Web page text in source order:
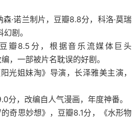
·诺兰制片，豆瓣8.8分，科洛·莫瑞
剧。
瓣8.5分，根据音乐流媒体巨头
，一部被片名耽误的好剧。
光姐妹淘》导演，长泽雅美主演，
分，改编自人气漫画，年度神番。
的奇思妙想》，豆瓣8.1分，《水形物